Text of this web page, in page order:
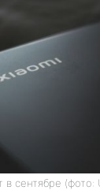
сентябре (фото: